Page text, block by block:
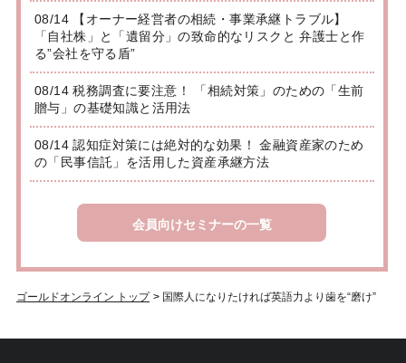
08/14 【オーナー経営者の相続・事業承継トラブル】
「自社株」と「遺留分」の致命的なリスクと 弁護士と作
る”会社を守る盾”
08/14 税務調査に要注意！ 「相続対策」のための「生前
贈与」の基礎知識と活用法
08/14 認知症対策には絶対的な効果！ 金融資産家のため
の「民事信託」を活用した資産承継方法
会員向けセミナーの一覧
ゴールドオンライン トップ > 国際人になりたければ英語力より歯を“磨け”